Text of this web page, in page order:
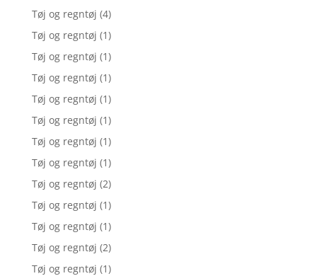
Tøj og regntøj (4)
Tøj og regntøj (1)
Tøj og regntøj (1)
Tøj og regntøj (1)
Tøj og regntøj (1)
Tøj og regntøj (1)
Tøj og regntøj (1)
Tøj og regntøj (1)
Tøj og regntøj (2)
Tøj og regntøj (1)
Tøj og regntøj (1)
Tøj og regntøj (2)
Tøj og regntøj (1)